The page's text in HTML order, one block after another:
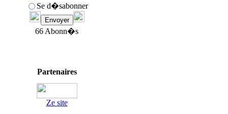
Se d�sabonner
66 Abonn�s
Partenaires
Ze site